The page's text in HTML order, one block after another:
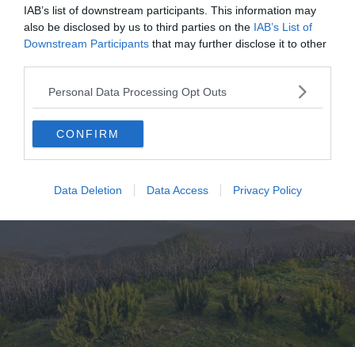
IAB’s list of downstream participants. This information may
also be disclosed by us to third parties on the IAB’s List of
Downstream Participants that may further disclose it to other
Personal Data Processing Opt Outs
CONFIRM
Data Deletion Data Access Privacy Policy
grâce à leurs étoiles (Lumineuse et orangée pour le
Gémeaux, et formant une forme pentagonale pour le
Cocher).
8. Alto de Garajonay